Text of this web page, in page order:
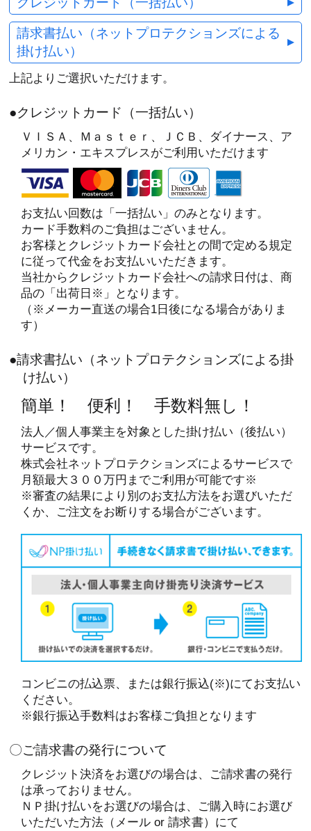
請求書払い（ネットプロテクションズによる
掛け払い）
上記よりご選択いただけます。
●クレジットカード（一括払い）
ＶＩＳＡ、Ｍａｓｔｅｒ、ＪＣＢ、ダイナース、ア
メリカン・エキスプレスがご利用いただけます
お支払い回数は「一括払い」のみとなります。
カード手数料のご負担はございません。
お客様とクレジットカード会社との間で定める規定
に従って代金をお支払いいただきます。
当社からクレジットカード会社への請求日付は、商
品の「出荷日※」となります。
（※メーカー直送の場合1日後になる場合がありま
す）
●請求書払い（ネットプロテクションズによる掛
け払い）
簡単！ 便利！ 手数料無し！
法人／個人事業主を対象とした掛け払い（後払い）
サービスです。
株式会社ネットプロテクションズによるサービスで
月額最大３００万円までご利用が可能です※
※審査の結果により別のお支払方法をお選びいただ
くか、ご注文をお断りする場合がございます。
コンビニの払込票、または銀行振込(※)にてお支払い
ください。
※銀行振込手数料はお客様ご負担となります
〇ご請求書の発行について
クレジット決済をお選びの場合は、ご請求書の発行
は承っておりません。
ＮＰ掛け払いをお選びの場合は、ご購入時にお選び
いただいた方法（メール or 請求書）にて